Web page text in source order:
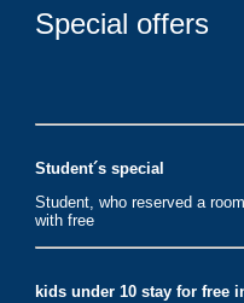
Special offers
Student´s special
Student, who reserved a
with free
kids under 10 stay for free